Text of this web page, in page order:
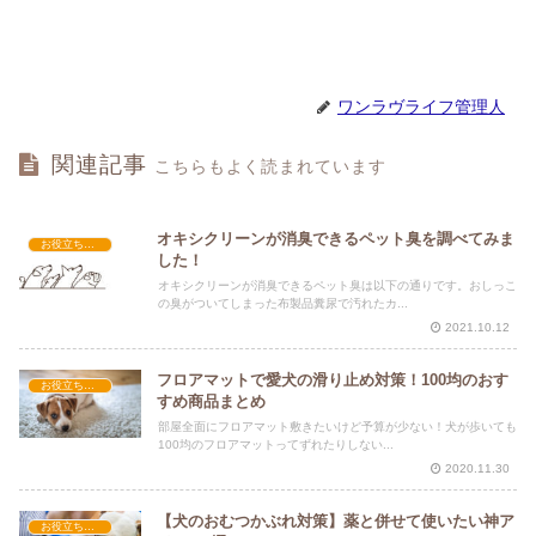
ワンラヴライフ管理人
関連記事 こちらもよく読まれています
お役立ち情報
オキシクリーンが消臭できるペット臭を調べてみま
した！
オキシクリーンが消臭できるペット臭は以下の通りです。おしっこ
の臭がついてしまった布製品糞尿で汚れたカ...
2021.10.12
お役立ち情報
フロアマットで愛犬の滑り止め対策！100均のおす
すめ商品まとめ
部屋全面にフロアマット敷きたいけど予算が少ない！犬が歩いても
100均のフロアマットってずれたりしない...
2020.11.30
お役立ち情報
【犬のおむつかぶれ対策】薬と併せて使いたい神ア